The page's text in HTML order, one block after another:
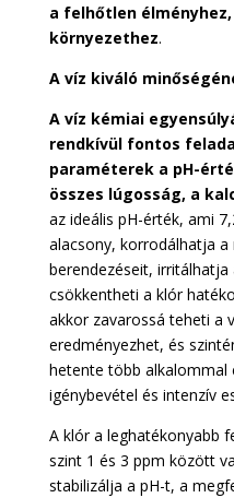
a felhőtlen
környezethez.
A víz kiváló
A víz kémiai
rendkívül fontos
paraméterek a pH-
összes lúgosság, a
az ideális pH-érték, ami
alacsony, korrodálhatja
berendezéseit,
csökkentheti a klór
akkor zavarossá teheti a
eredményezhet, és
hetente több alkalommal
igénybevétel és intenzív
A klór a leghatékonyabb
szint 1 és 3 ppm között
stabilizálja a pH-t, a